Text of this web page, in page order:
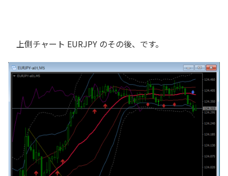
上側チャート EURJPY のその後、です。